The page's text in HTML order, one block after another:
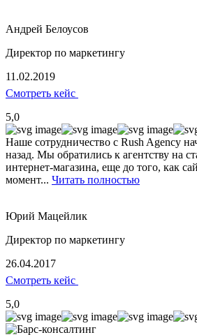
Андрей Белоусов
Директор по маркетингу
11.02.2019
Смотреть кейс
5,0
Наше сотрудничество с Rush Agency
назад. Мы обратились к агентству на
интернет-магазина, еще до того, как
момент... Читать полностью
Юрий Мацейлик
Директор по маркетингу
26.04.2017
Смотреть кейс
5,0